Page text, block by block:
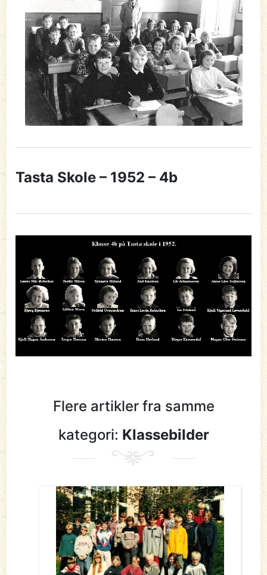
Tasta Skole – 1952 – 4b
Flere artikler fra samme
kategori: Klassebilder